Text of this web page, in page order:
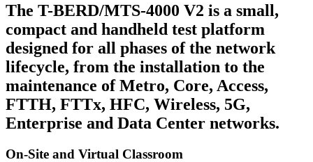
The T-BERD/MTS-4000 V2 is a small,
compact and handheld test platform
designed for all phases of the network
lifecycle, from the installation to the
maintenance of Metro, Core, Access,
FTTH, FTTx, HFC, Wireless, 5G,
Enterprise and Data Center networks.
On-Site and Virtual Classroom